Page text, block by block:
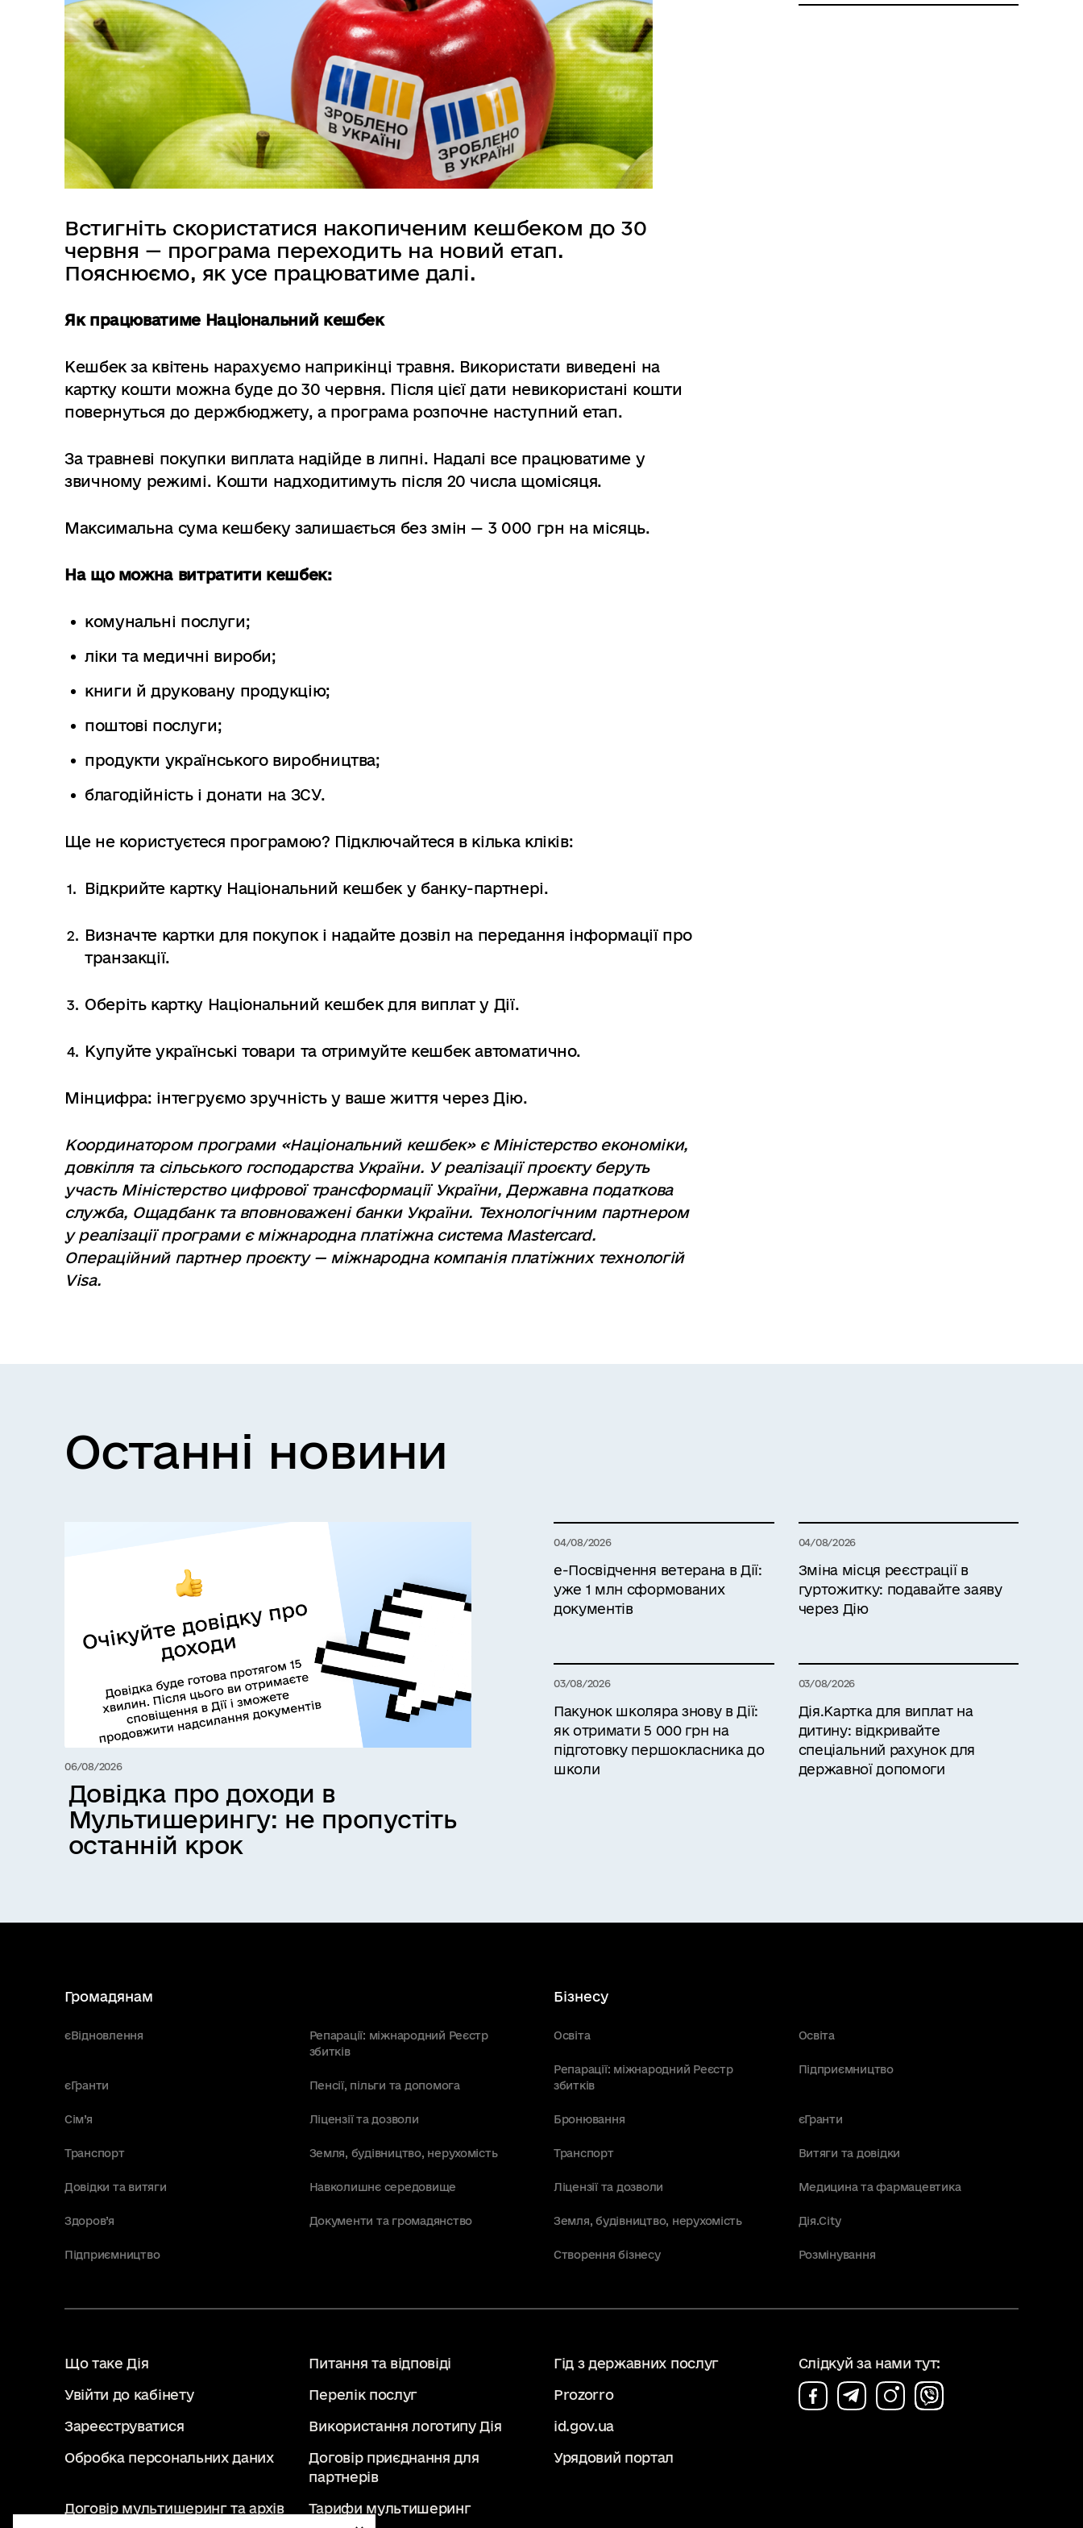
Встигніть скористатися накопиченим кешбеком до 30
червня — програма переходить на новий етап.
Пояснюємо, як усе працюватиме далі.
Як працюватиме Національний кешбек
Кешбек за квітень нарахуємо наприкінці травня. Використати виведені на
картку кошти можна буде до 30 червня. Після цієї дати невикористані кошти
повернуться до держбюджету, а програма розпочне наступний етап.
За травневі покупки виплата надійде в липні. Надалі все працюватиме у
звичному режимі. Кошти надходитимуть після 20 числа щомісяця.
Максимальна сума кешбеку залишається без змін — 3 000 грн на місяць.
На що можна витратити кешбек:
комунальні послуги;
ліки та медичні вироби;
книги й друковану продукцію;
поштові послуги;
продукти українського виробництва;
благодійність і донати на ЗСУ.
Ще не користуєтеся програмою? Підключайтеся в кілька кліків:
Відкрийте картку Національний кешбек у банку-партнері.
Визначте картки для покупок і надайте дозвіл на передання інформації про
транзакції.
Оберіть картку Національний кешбек для виплат у Дії.
Купуйте українські товари та отримуйте кешбек автоматично.
Мінцифра: інтегруємо зручність у ваше життя через Дію.
Координатором програми «Національний кешбек» є Міністерство економіки,
довкілля та сільського господарства України. У реалізації проєкту беруть
участь Міністерство цифрової трансформації України, Державна податкова
служба, Ощадбанк та вповноважені банки України. Технологічним партнером
у реалізації програми є міжнародна платіжна система Mastercard.
Операційний партнер проєкту — міжнародна компанія платіжних технологій
Visa.
Останні новини
06/08/2026
Довідка про доходи в
Мультишерингу: не пропустіть
останній крок
04/08/2026
е-Посвідчення ветерана в Дії:
уже 1 млн сформованих
документів
04/08/2026
Зміна місця реєстрації в
гуртожитку: подавайте заяву
через Дію
03/08/2026
Пакунок школяра знову в Дії:
як отримати 5 000 грн на
підготовку першокласника до
школи
03/08/2026
Дія.Картка для виплат на
дитину: відкривайте
спеціальний рахунок для
державної допомоги
Громадянам
єВідновлення
Репарації: міжнародний Реєстр
збитків
єГранти Пенсії, пільги та допомога
Сім’я Ліцензії та дозволи
Транспорт Земля, будівництво, нерухомість
Довідки та витяги Навколишнє середовище
Здоров’я Документи та громадянство
Підприємництво
Бізнесу
Освіта Освіта
Репарації: міжнародний Реєстр
збитків
Підприємництво
Бронювання єГранти
Транспорт Витяги та довідки
Ліцензії та дозволи Медицина та фармацевтика
Земля, будівництво, нерухомість Дія.City
Створення бізнесу Розмінування
Що таке Дія Питання та відповіді Гід з державних послуг
Увійти до кабінету Перелік послуг Prozorro
Зареєструватися Використання логотипу Дія id.gov.ua
Обробка персональних даних
Договір приєднання для
партнерів
Урядовий портал
Договір мультишеринг та архів Тарифи мультишеринг
Слідкуй за нами тут: